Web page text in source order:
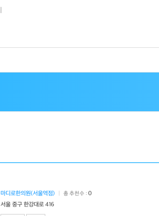
마디로한의원(서울역점) 총 추천수 : 0
서울 중구 한강대로 416